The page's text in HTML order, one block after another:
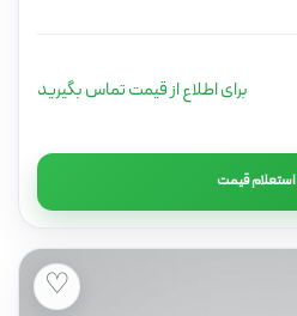
برای اطلاع از قیمت تماس بگیرید
استعلام قیمت
♡